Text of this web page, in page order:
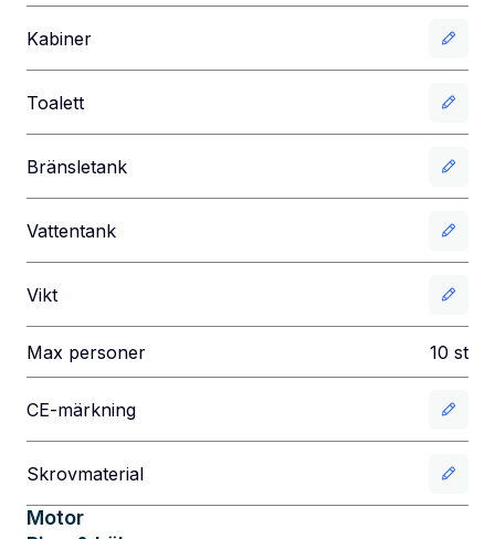
Kabiner
Toalett
Bränsletank
Vattentank
Vikt
Max personer 10 st
CE-märkning
Skrovmaterial
Motor